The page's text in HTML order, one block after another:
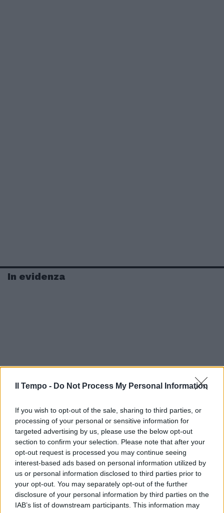
Il Tempo - Do Not Process My Personal Information
If you wish to opt-out of the sale, sharing to third parties, or
processing of your personal or sensitive information for
targeted advertising by us, please use the below opt-out
section to confirm your selection. Please note that after your
opt-out request is processed you may continue seeing
interest-based ads based on personal information utilized by
us or personal information disclosed to third parties prior to
your opt-out. You may separately opt-out of the further
disclosure of your personal information by third parties on the
IAB’s list of downstream participants. This information may
In evidenza